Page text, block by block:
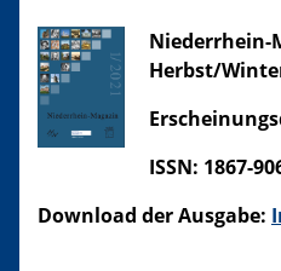
Niederrhein-
Herbst/
ISSN: 1867-
Download der Ausgabe: